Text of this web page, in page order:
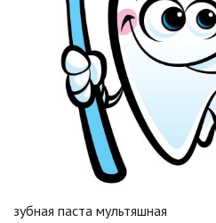
зубная паста мультяшная